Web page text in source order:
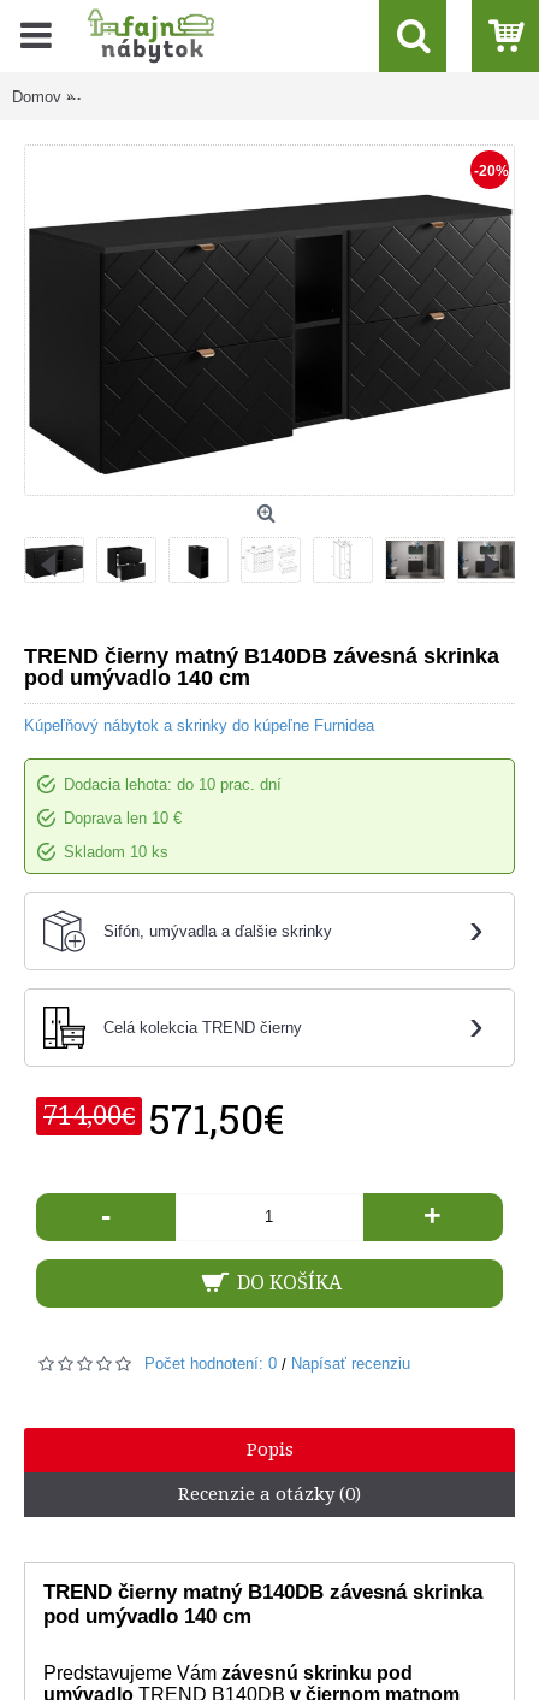
Domov
-20%
TREND čierny matný B140DB závesná skrinka
pod umývadlo 140 cm
Kúpeľňový nábytok a skrinky do kúpeľne Furnidea
Dodacia lehota: do 10 prac. dní
Doprava len 10 €
Skladom 10 ks
Sifón, umývadla a ďalšie skrinky ›
Celá kolekcia TREND čierny ›
714,00€ 571,50€
- +
DO KOŠÍKA
Počet hodnotení: 0 / Napísať recenziu
Popis
Recenzie a otázky (0)
TREND čierny matný B140DB závesná skrinka
pod umývadlo 140 cm
Predstavujeme Vám závesnú skrinku pod
umývadlo TREND B140DB v čiernom matnom